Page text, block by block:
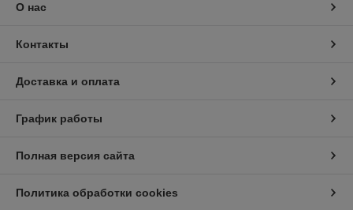
О нас
Контакты
Доставка и оплата
График работы
Полная версия сайта
Политика обработки cookies